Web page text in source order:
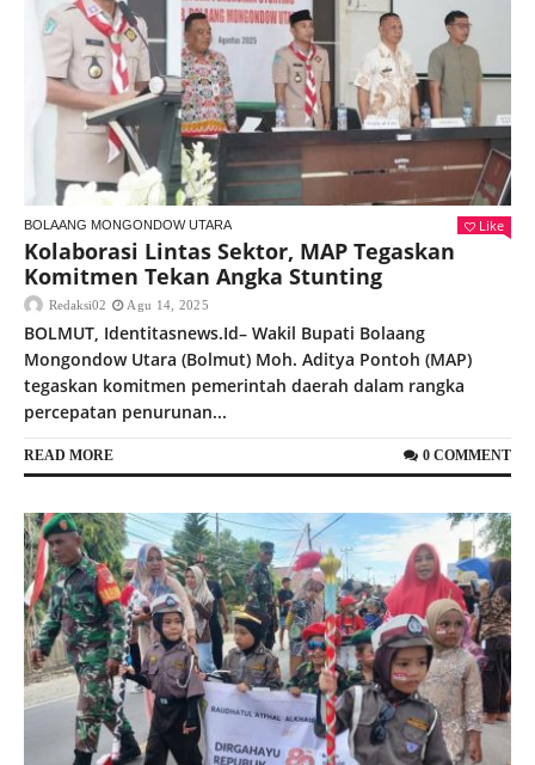
BOLAANG MONGONDOW UTARA Like
Kolaborasi Lintas Sektor, MAP Tegaskan
Komitmen Tekan Angka Stunting
Redaksi02 Agu 14, 2025
BOLMUT, Identitasnews.Id– Wakil Bupati Bolaang
Mongondow Utara (Bolmut) Moh. Aditya Pontoh (MAP)
tegaskan komitmen pemerintah daerah dalam rangka
percepatan penurunan...
READ MORE 0 COMMENT